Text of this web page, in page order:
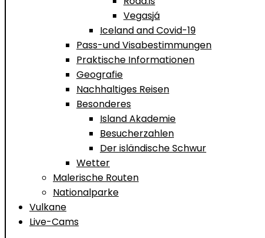
Vegasjá
Iceland and Covid-19
Pass-und Visabestimmungen
Praktische Informationen
Geografie
Nachhaltiges Reisen
Besonderes
Island Akademie
Besucherzahlen
Der isländische Schwur
Wetter
Malerische Routen
Nationalparke
Vulkane
Live-Cams